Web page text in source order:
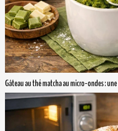
Gâteau au thé matcha au micro-ondes :